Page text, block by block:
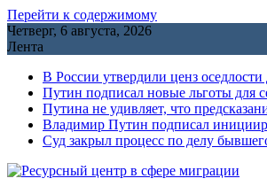
Перейти к содержимому
Четверг, 6 августа, 2026
Лента
В России утвердили ценз
Путин подписал новые льготы для
Путина не удивляет, что
Владимир Путин подписал
Cуд закрыл процесс по делу